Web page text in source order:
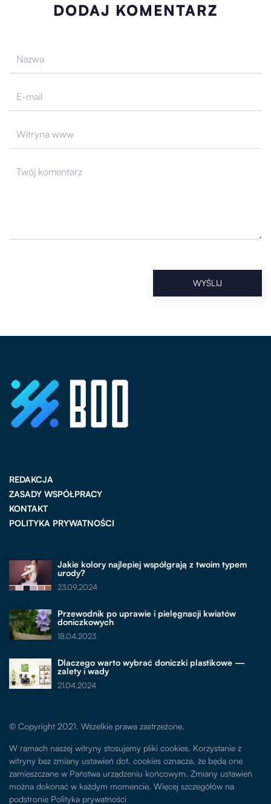
DODAJ KOMENTARZ
REDAKCJA
ZASADY WSPÓŁPRACY
KONTAKT
POLITYKA PRYWATNOŚCI
Jakie kolory najlepiej współgrają z twoim typem
urody?
23.09.2024
Przewodnik po uprawie i pielęgnacji kwiatów
doniczkowych
18.04.2023
Dlaczego warto wybrać doniczki plastikowe —
zalety i wady
21.04.2024
© Copyright 2021. Wszelkie prawa zastrzeżone.
W ramach naszej witryny stosujemy pliki cookies. Korzystanie z
witryny bez zmiany ustawień dot. cookies oznacza, że będą one
zamieszczane w Państwa urządzeniu końcowym. Zmiany ustawień
można dokonać w każdym momencie. Więcej szczegółów na
podstronie Polityka prywatności